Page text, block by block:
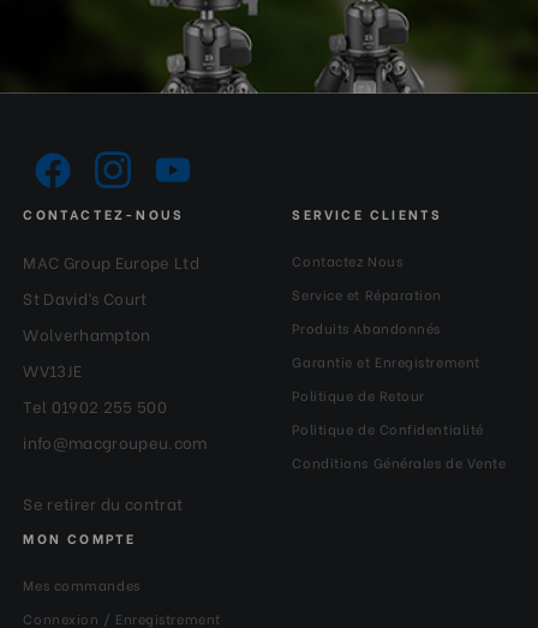
CONTACTEZ-NOUS
MAC Group Europe Ltd
St David’s Court
Wolverhampton
WV13JE
Tel 01902 255 500
info@macgroupeu.com
Se retirer du contrat
SERVICE CLIENTS
Contactez Nous
Service et Réparation
Produits Abandonnés
Garantie et Enregistrement
Politique de Retour
Politique de Confidentialité
Conditions Générales de Vente
MON COMPTE
Mes commandes
Connexion / Enregistrement